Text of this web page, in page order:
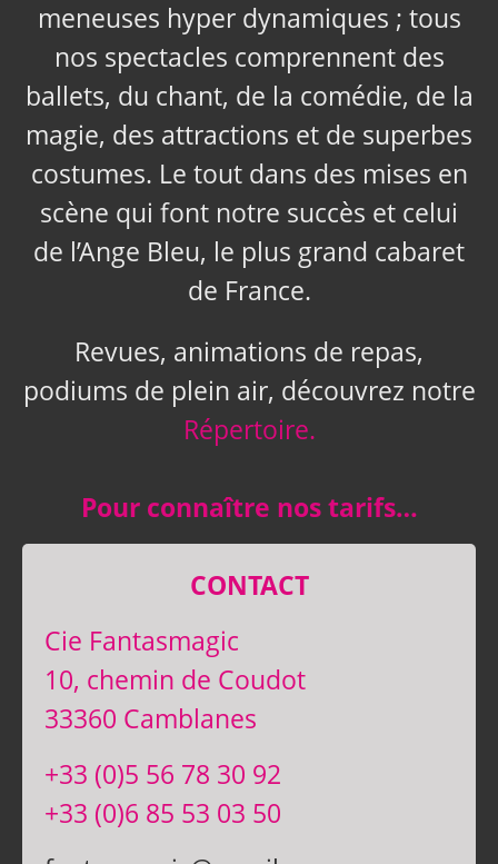
meneuses hyper dynamiques ; tous
nos spectacles comprennent des
ballets, du chant, de la comédie, de la
magie, des attractions et de superbes
costumes. Le tout dans des mises en
scène qui font notre succès et celui
de l’Ange Bleu, le plus grand cabaret
de France.
Revues, animations de repas,
podiums de plein air, découvrez notre
Répertoire.
Pour connaître nos tarifs…
CONTACT
Cie Fantasmagic
10, chemin de Coudot
33360 Camblanes
+33 (0)5 56 78 30 92
+33 (0)6 85 53 03 50